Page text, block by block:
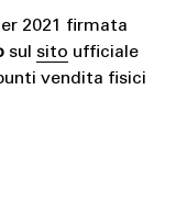
2021 firmata
sul sito ufficiale
vendita fisici